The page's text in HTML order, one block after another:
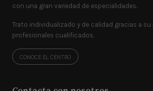
con una gran variedad de especialidades.
Trato individualizado y de calidad gracias a
profesionales cualificados.
CONOCE EL CENTRO